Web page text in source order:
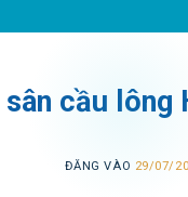
sân cầu
ĐĂNG VÀO 29/07/